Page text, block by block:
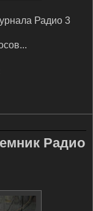
Радио 3
Радио